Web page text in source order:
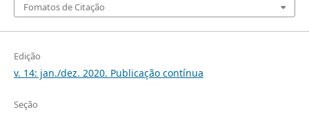
Fomatos de Citação
Edição
v. 14: jan./dez. 2020. Publicação contínua
Seção